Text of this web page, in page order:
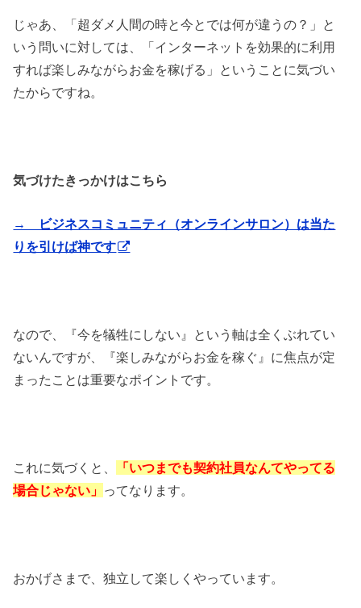
じゃあ、「超ダメ人間の時と今とでは何が違うの？」と
いう問いに対しては、「インターネットを効果的に利用
すれば楽しみながらお金を稼げる」ということに気づい
たからですね。
気づけたきっかけはこちら
→ ビジネスコミュニティ（オンラインサロン）は当た
りを引けば神です
なので、『今を犠牲にしない』という軸は全くぶれてい
ないんですが、『楽しみながらお金を稼ぐ』に焦点が定
まったことは重要なポイントです。
これに気づくと、
「いつまでも契約社員なんてやってる
場合じゃない」 ってなります。
おかげさまで、独立して楽しくやっています。